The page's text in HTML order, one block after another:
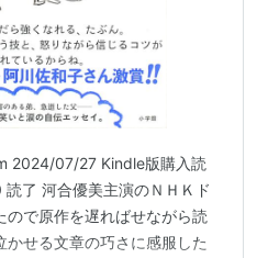
2024/07/27 Kindle版購入読
了 河合優美主演のＮＨＫド
ので原作を遅ればせながら読
せる文章の巧さに感服した